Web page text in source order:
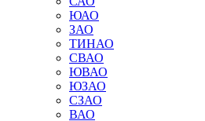
ЮАО
ЗАО
ТИНАО
СВАО
ЮВАО
ЮЗАО
СЗАО
ВАО